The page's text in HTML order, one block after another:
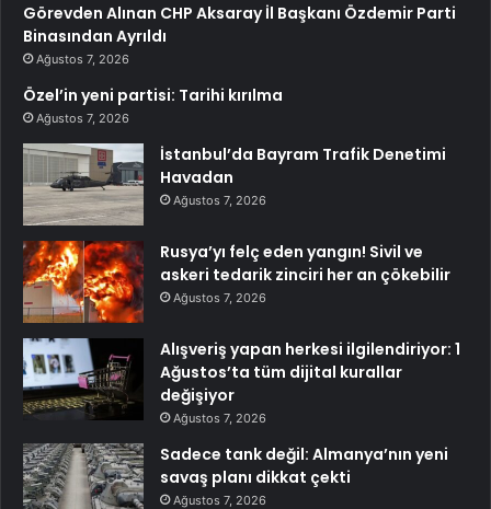
Görevden Alınan CHP Aksaray İl Başkanı Özdemir Parti
Binasından Ayrıldı
Ağustos 7, 2026
Özel’in yeni partisi: Tarihi kırılma
Ağustos 7, 2026
İstanbul’da Bayram Trafik Denetimi
Havadan
Ağustos 7, 2026
Rusya’yı felç eden yangın! Sivil ve
askeri tedarik zinciri her an çökebilir
Ağustos 7, 2026
Alışveriş yapan herkesi ilgilendiriyor: 1
Ağustos’ta tüm dijital kurallar
değişiyor
Ağustos 7, 2026
Sadece tank değil: Almanya’nın yeni
savaş planı dikkat çekti
Ağustos 7, 2026